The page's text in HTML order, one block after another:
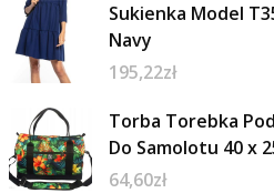
Sukienka Model
Navy
195,22zł
Torba Torebka
Do Samolotu 40 x
64,60zł